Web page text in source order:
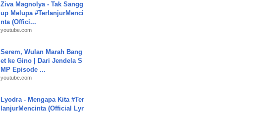
Ziva Magnolya - Tak Sangg
up Melupa #TerlanjurMenci
nta (Offici...
youtube.com
Serem, Wulan Marah Bang
et ke Gino | Dari Jendela S
MP Episode ...
youtube.com
Lyodra - Mengapa Kita #Ter
lanjurMencinta (Official Lyr